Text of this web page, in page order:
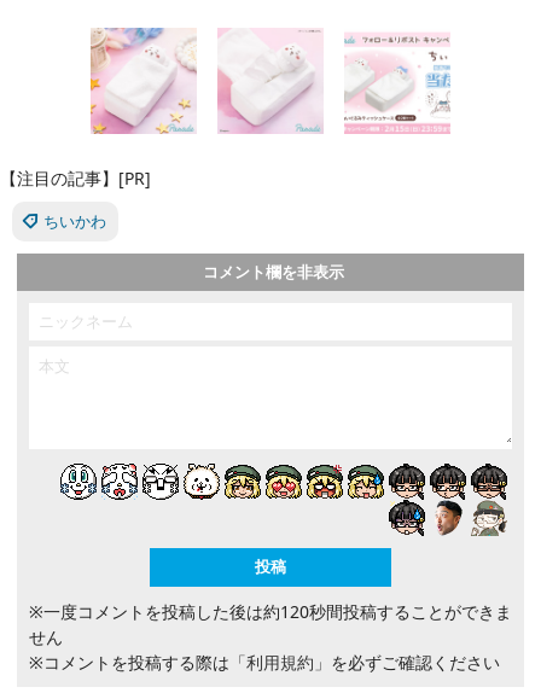
【注目の記事】[PR]
ちいかわ
コメント欄を非表示
※一度コメントを投稿した後は約120秒間投稿することができま
せん
※コメントを投稿する際は 「利用規約」 を必ずご確認ください